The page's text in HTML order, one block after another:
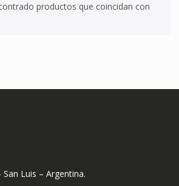
productos que coincidan con
Luis – Argentina.